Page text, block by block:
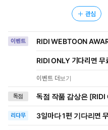
관심
이벤트 RIDI WEBTOON
RIDI ONLY 기다리면 무
이벤트 더보기
독점 독점 작품 감상은 [RIDI
리다무 3일마다1편 기다리면